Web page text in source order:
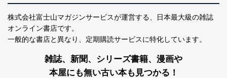
株式会社富士山マガジンサービスが運営する、
日本最大級の雑誌
オンライン書店です。
一般的な書店と異なり、 定期購読サービスに特化しています。
雑誌、新聞、シリーズ書籍、漫画や
本屋にも無い古い本も見つかる！